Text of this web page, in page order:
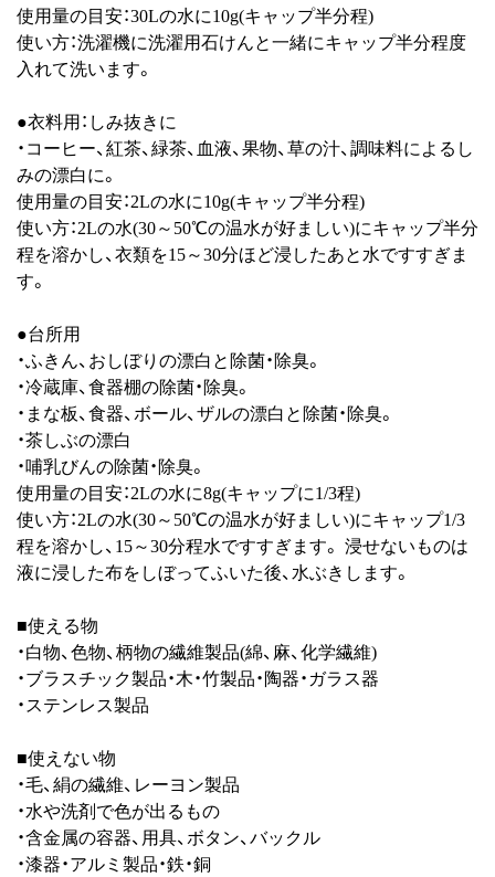
使用量の目安：30Lの水に10g(キャップ半分程)
使い方：洗濯機に洗濯用石けんと一緒にキャップ半分程度
入れて洗います。
●衣料用：しみ抜きに
・コーヒー、紅茶、緑茶、血液、果物、草の汁、調味料によるし
みの漂白に。
使用量の目安：2Lの水に10g(キャップ半分程)
使い方：2Lの水(30～50℃の温水が好ましい)にキャップ半分
程を溶かし、衣類を15～30分ほど浸したあと水ですすぎま
す。
●台所用
・ふきん、おしぼりの漂白と除菌・除臭。
・冷蔵庫、食器棚の除菌・除臭。
・まな板、食器、ボール、ザルの漂白と除菌・除臭。
・茶しぶの漂白
・哺乳びんの除菌・除臭。
使用量の目安：2Lの水に8g(キャップに1/3程)
使い方：2Lの水(30～50℃の温水が好ましい)にキャップ1/3
程を溶かし、15～30分程水ですすぎます。 浸せないものは
液に浸した布をしぼってふいた後、水ぶきします。
■使える物
・白物、色物、柄物の繊維製品(綿、麻、化学繊維)
・ブラスチック製品・木・竹製品・陶器・ガラス器
・ステンレス製品
■使えない物
・毛、絹の繊維、レーヨン製品
・水や洗剤で色が出るもの
・含金属の容器、用具、ボタン、バックル
・漆器・アルミ製品・鉄・銅